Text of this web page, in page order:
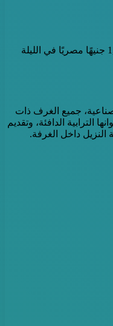
ويتراوح سعر الغرف من “942” إلى 1,600 جنيهًا مصريًا في الليلة
صناعية، جميع الغرف ذات
الترابية الدافئة، وتقديم
داخل الغرفة.